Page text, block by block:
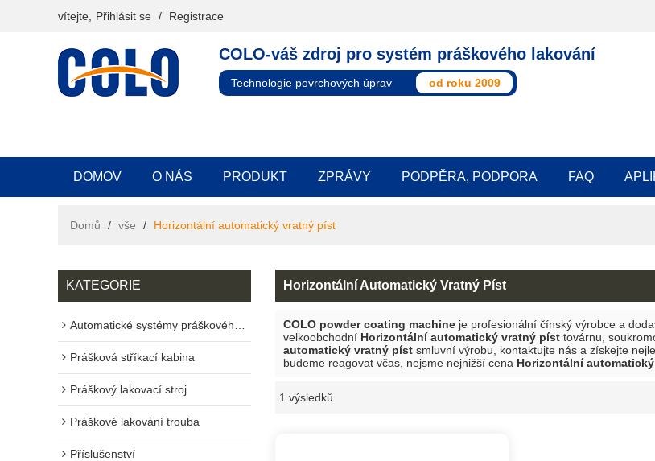
vítejte, Přihlásit se / Registrace
COLO-váš zdroj pro systém práškového lakování
Technologie povrchových úprav od roku 2009
DOMOV O NÁS PRODUKT ZPRÁVY PODPĚRA, PODPORA FAQ
Domů / vše / Horizontální automatický vratný píst
KATEGORIE
Automatické systémy práškového lakování
Prášková stříkací kabina
Práškový lakovací stroj
Práškové lakování trouba
Příslušenství
Horizontální Automatický Vratný Píst
COLO powder coating machine je profesionální čínský výrobce a
velkoobchodní Horizontální automatický vratný píst továrnu,
automatický vratný píst smluvní výrobu, kontaktujte nás a získejte
budeme reagovat včas, nejsme nejnižší cena Horizontální
1 výsledků